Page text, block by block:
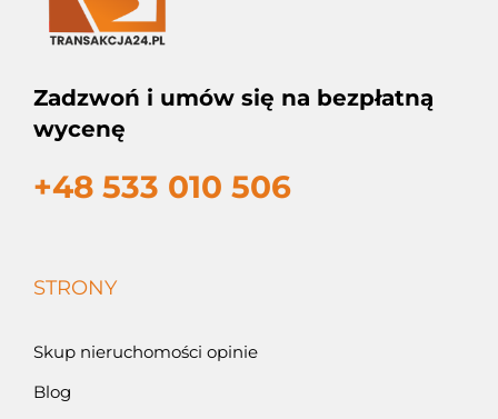
Zadzwoń i umów się na bezpłatną
wycenę
+48 533 010 506
STRONY
Skup nieruchomości opinie
Blog